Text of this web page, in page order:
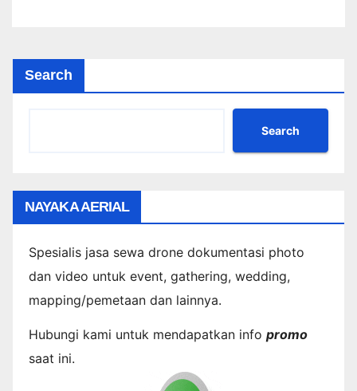
Search
Search
NAYAKA AERIAL
Spesialis jasa sewa drone dokumentasi photo
dan video untuk event, gathering, wedding,
mapping/pemetaan dan lainnya.
Hubungi kami untuk mendapatkan info promo
saat ini.